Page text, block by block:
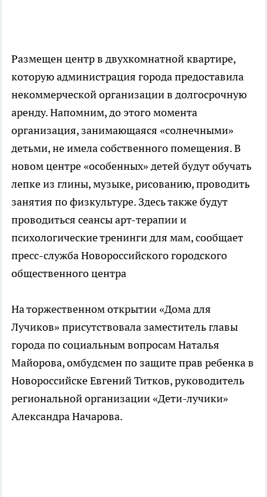
Размещен центр в двухкомнатной квартире,
которую администрация города предоставила
некоммерческой организации в долгосрочную
аренду. Напомним, до этого момента
организация, занимающаяся «солнечными»
детьми, не имела собственного помещения. В
новом центре «особенных» детей будут обучать
лепке из глины, музыке, рисованию, проводить
занятия по физкультуре. Здесь также будут
проводиться сеансы арт-терапии и
психологические тренинги для мам, сообщает
пресс-служба Новороссийского городского
общественного центра
На торжественном открытии «Дома для
Лучиков» присутствовала заместитель главы
города по социальным вопросам Наталья
Майорова, омбудсмен по защите прав ребенка в
Новороссийске Евгений Титков, руководитель
региональной организации «Дети-лучики»
Александра Начарова.